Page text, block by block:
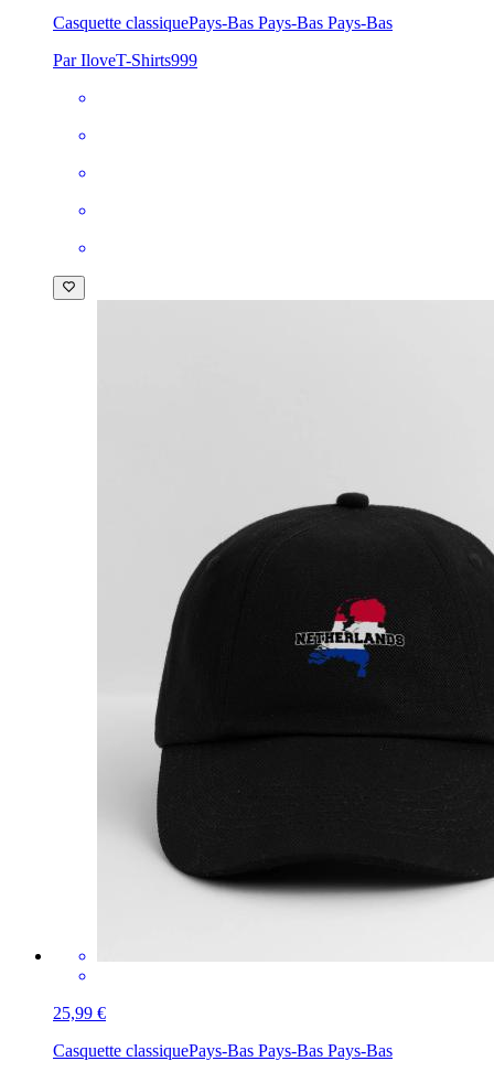
Casquette classiquePays-Bas Pays-Bas Pays-Bas
Par IloveT-Shirts999
25,99 €
Casquette classiquePays-Bas Pays-Bas Pays-Bas